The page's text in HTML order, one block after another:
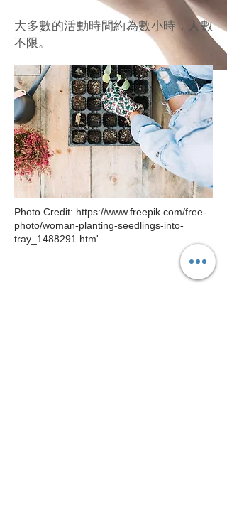
大多數的活動時間約為數小時，人數
不限。
Photo Credit: https://www.freepik.com/free-
photo/woman-planting-seedlings-into-
tray_1488291.htm'